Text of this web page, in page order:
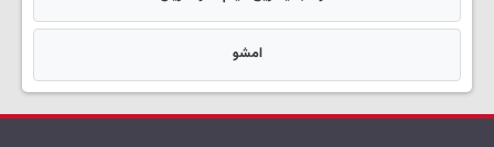
امشو | جدیدترین فیلم‌ها و سریال‌ها
امشو